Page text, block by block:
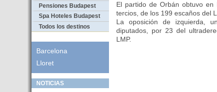
Pensiones Budapest
Spa Hoteles Budapest
Todos los destinos
Barcelona
Lloret
NOTICIAS
El partido de Orbán obtuvo
tercios, de los 199 escaños del
La oposición de izquierda,
diputados, por 23 del
LMP.